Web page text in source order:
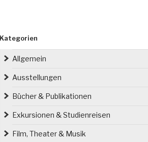
Kategorien
Allgemein
Ausstellungen
Bücher & Publikationen
Exkursionen & Studienreisen
Film, Theater & Musik